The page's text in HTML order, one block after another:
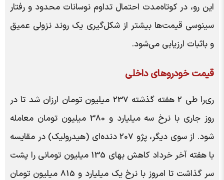
این رو، در کوتاه‌مدت احتمال تداوم نوسانات محدود و رفتار
سینوسی قیمت‌ها بیشتر از شکل‌گیری یک روند نزولی عمیق
و باثبات ارزیابی می‌شود.
قیمت خودروهای داخلی
ری‌را طی 2 هفته گذشته 237 میلیون تومان ارزان شد تا در
روز جاری با نرخ سه میلیارد و 380 میلیون تومان معامله
شود. از سوی دیگر، پژو 207 دنده‌ای (هیدرولیک) در مقایسه
با هفته آخر خرداد کاهش بهای 135 میلیون تومانی را پشت
سر گذاشت تا امروز با نرخ یک میلیارد و 815 میلیون تومان